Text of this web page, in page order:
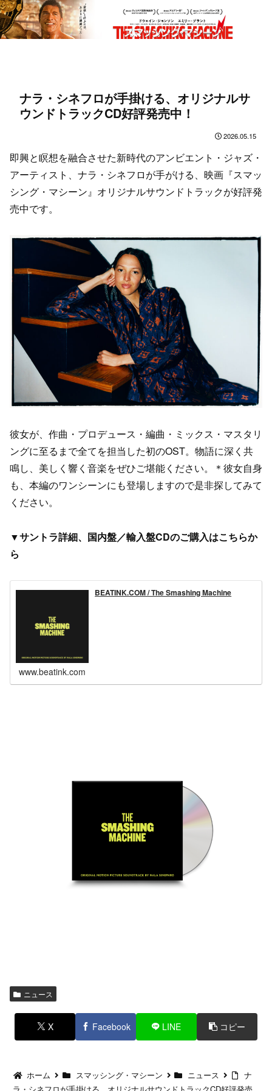
ナラ・シネフロが手掛ける、オリジナルサ
ウンドトラックCD好評発売中！
2026.05.15
即興と瞑想を融合させた新時代のアンビエント・ジャズ・
アーティスト、ナラ・シネフロが手がける、映画『スマッ
シング・マシーン』オリジナルサウンドトラックが好評発
売中です。
彼女が、作曲・プロデュース・編曲・ミックス・マスタリ
ングに至るまで全てを担当した初のOST。物語に深く共
鳴し、美しく響く音楽をぜひご堪能ください。＊彼女自身
も、本編のワンシーンにも登場しますので是非探してみて
ください。
▼サントラ詳細、国内盤／輸入盤CDのご購入はこちらか
ら
BEATINK.COM / The Smashing Machine
www.beatink.com
ニュース
X Facebook LINE コピー
ホーム スマッシング・マシーン ニュース
ナ
ラ・シネフロが手掛ける、オリジナルサウンドトラックCD好評発売